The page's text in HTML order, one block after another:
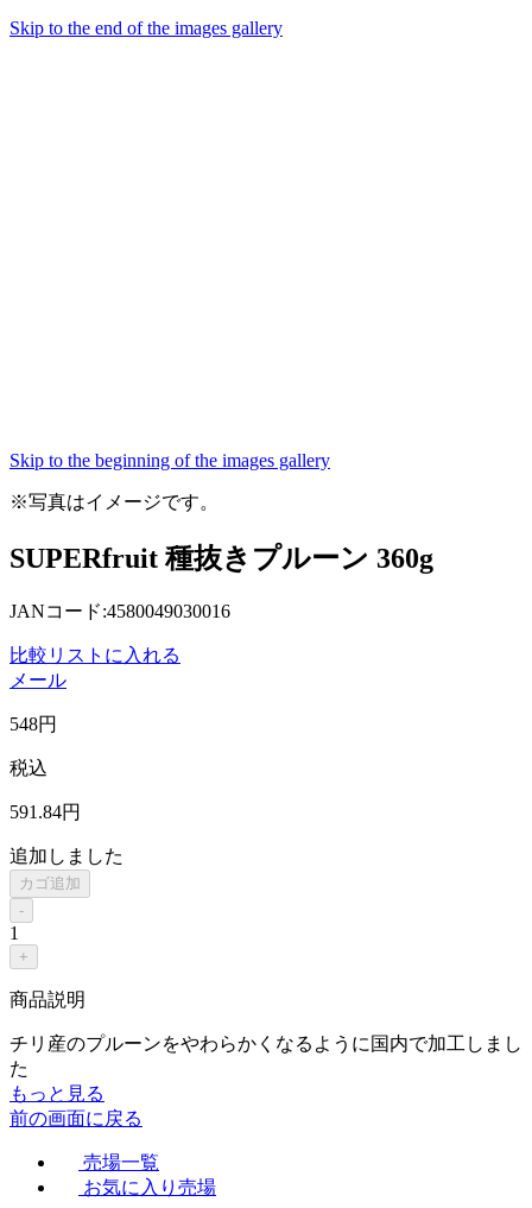
Skip to the end of the images gallery
Skip to the beginning of the images gallery
※写真はイメージです。
SUPERfruit 種抜きプルーン 360g
JANコード:4580049030016
比較リストに入れる
メール
548円
税込
591.84円
追加しました
カゴ追加
-
1
+
商品説明
チリ産のプルーンをやわらかくなるように国内で加工しまし
た
もっと見る
前の画面に戻る
売場一覧
お気に入り売場